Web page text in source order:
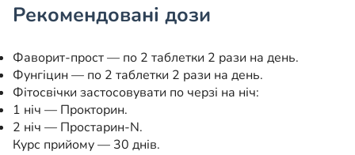
Рекомендовані дози
Фаворит-прост — по 2 таблетки 2 рази на день.
Фунгіцин — по 2 таблетки 2 рази на день.
Фітосвічки застосовувати по черзі на ніч:
1 ніч — Прокторин.
2 ніч — Простарин-N.
Курс прийому — 30 днів.